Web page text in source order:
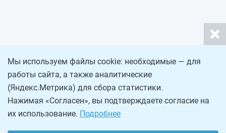
Мы используем файлы cookie: необходимые — для
работы сайта, а также аналитические
(Яндекс.Метрика) для сбора статистики.
Нажимая «Согласен», вы подтверждаете согласие на
их использование. Подробнее